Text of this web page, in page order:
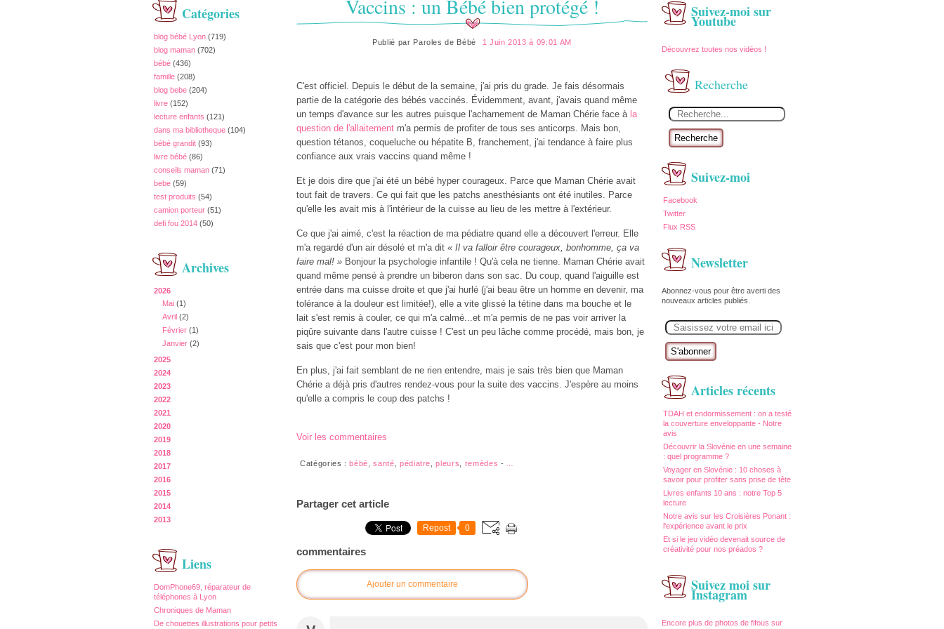
Catégories
blog bébé Lyon (719)
blog maman (702)
bébé (436)
famille (208)
blog bebe (204)
livre (152)
lecture enfants (121)
dans ma bibliotheque (104)
bébé grandit (93)
livre bébé (86)
conseils maman (71)
bebe (59)
test produits (54)
camion porteur (51)
defi fou 2014 (50)
Archives
2026
Mai (1)
Avril (2)
Février (1)
Janvier (2)
2025
2024
2023
2022
2021
2020
2019
2018
2017
2016
2015
2014
2013
Liens
DomPhone69, réparateur de
téléphones à Lyon
Chroniques de Maman
De chouettes illustrations pour petits
Suivez-moi sur
Youtube
Découvrez toutes nos vidéos !
Recherche
Recherche
Suivez-moi
Facebook
Twitter
Flux RSS
Newsletter
Abonnez-vous pour être averti des
nouveaux articles publiés.
m
Articles récents
TDAH et endormissement : on a testé
la couverture enveloppante - Notre
avis
Découvrir la Slovénie en une semaine
: quel programme ?
Voyager en Slovénie : 10 choses à
savoir pour profiter sans prise de tête
Livres enfants 10 ans : notre Top 5
lecture
Notre avis sur les Croisières Ponant :
l'expérience avant le prix
Et si le jeu vidéo devenait source de
créativité pour nos préados ?
Suivez moi sur
Instagram
Encore plus de photos de fifous sur
Vaccins : un Bébé bien protégé !
Publié par Paroles de Bébé 1 Juin 2013 à 09:01 AM
C'est officiel. Depuis le début de la semaine, j'ai pris du grade. Je fais désormais
partie de la catégorie des bébés vaccinés. Évidemment, avant, j'avais quand même
un temps d'avance sur les autres puisque l'acharnement de Maman Chérie face à la
question de l'allaitement m'a permis de profiter de tous ses anticorps. Mais bon,
question tétanos, coqueluche ou hépatite B, franchement, j'ai tendance à faire plus
confiance aux vrais vaccins quand même !
Et je dois dire que j'ai été un bébé hyper courageux. Parce que Maman Chérie avait
tout fait de travers. Ce qui fait que les patchs anesthésiants ont été inutiles. Parce
qu'elle les avait mis à l'intérieur de la cuisse au lieu de les mettre à l'extérieur.
Ce que j'ai aimé, c'est la réaction de ma pédiatre quand elle a découvert l'erreur. Elle
m'a regardé d'un air désolé et m'a dit « Il va falloir être courageux, bonhomme, ça va
faire mal! » Bonjour la psychologie infantile ! Qu'à cela ne tienne. Maman Chérie avait
quand même pensé à prendre un biberon dans son sac. Du coup, quand l'aiguille est
entrée dans ma cuisse droite et que j'ai hurlé (j'ai beau être un homme en devenir, ma
tolérance à la douleur est limitée!), elle a vite glissé la tétine dans ma bouche et le
lait s'est remis à couler, ce qui m'a calmé...et m'a permis de ne pas voir arriver la
piqûre suivante dans l'autre cuisse ! C'est un peu lâche comme procédé, mais bon, je
sais que c'est pour mon bien!
En plus, j'ai fait semblant de ne rien entendre, mais je sais très bien que Maman
Chérie a déjà pris d'autres rendez-vous pour la suite des vaccins. J'espère au moins
qu'elle a compris le coup des patchs !
Voir les commentaires
Catégories :bébé ,santé pédiatre ,pleurs remèdes -
Partager cet article
Repost 0
commentaires
Ajouter un commentaire